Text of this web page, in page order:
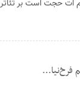
ات حجت است بر تئاتر
فرخ‌نیا...